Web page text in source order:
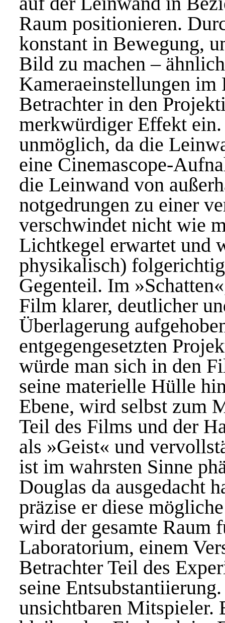
Raum positionieren.
konstant in Bewegung,
Bild zu machen –
Kameraeinstellungen
Betrachter in den
merkwürdiger Effekt
unmöglich, da die
eine Cinemascope-
die Leinwand von
notgedrungen zu einer
verschwindet nicht wie
Lichtkegel erwartet und
physikalisch)
Gegenteil. Im
Film klarer, deutlicher
Überlagerung
entgegengesetzten
würde man sich in den
seine materielle Hülle
Ebene, wird selbst zum
Teil des Films und der
als »Geist« und
ist im wahrsten Sinne
Douglas da ausgedacht
präzise er diese
wird der gesamte Raum
Laboratorium, einem
Betrachter Teil des
seine
unsichtbaren Mitspieler.